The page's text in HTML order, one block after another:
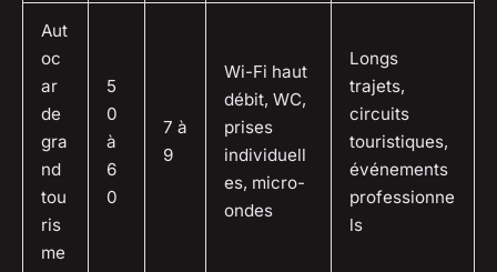
Aut
oc
ar
de
gra
nd
tou
ris
me
5
0
à
6
0
7 à
9
Wi-Fi haut
débit, WC,
prises
individuell
es, micro-
ondes
Longs
trajets,
circuits
touristiques,
événements
professionne
ls